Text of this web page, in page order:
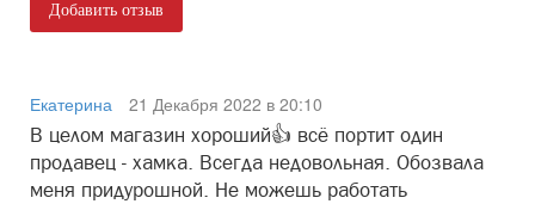
Добавить отзыв
Екатерина
21 Декабря 2022 в 20:10
В целом магазин хороший👍 всё портит один
продавец - хамка. Всегда недовольная. Обозвала
меня придурошной. Не можешь работать